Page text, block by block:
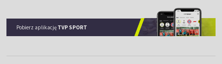
Pobierz aplikację TVP SPORT